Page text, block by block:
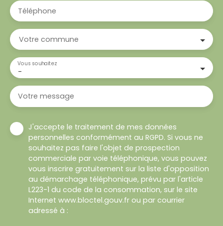
Téléphone
Votre commune
-
Vous souhaitez
Votre message
J'accepte le traitement de mes données
personnelles conformément au RGPD. Si vous ne
souhaitez pas faire l'objet de prospection
commerciale par voie téléphonique, vous pouvez
vous inscrire gratuitement sur la liste d'opposition
au démarchage téléphonique, prévu par l'article
L223-1 du code de la consommation, sur le site
Internet www.bloctel.gouv.fr ou par courrier
adressé à :